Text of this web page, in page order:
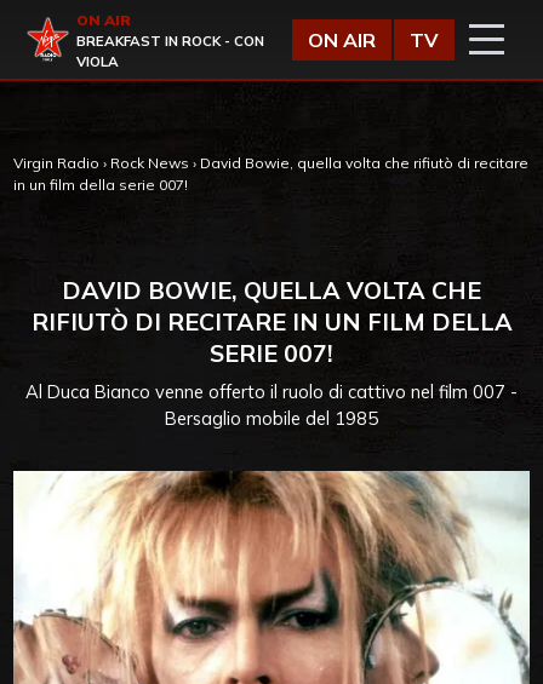
Virgin Radio
ON AIR
BREAKFAST IN ROCK - CON
VIOLA
ON AIR TV
Virgin Radio › Rock News › David Bowie, quella volta che rifiutò di recitare
in un film della serie 007!
DAVID BOWIE, QUELLA VOLTA CHE
RIFIUTÒ DI RECITARE IN UN FILM DELLA
SERIE 007!
Al Duca Bianco venne offerto il ruolo di cattivo nel film 007 -
Bersaglio mobile del 1985